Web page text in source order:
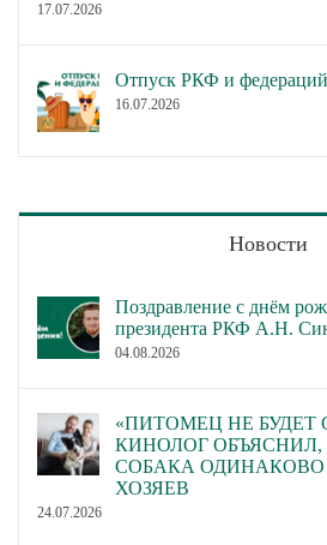
17.07.2026
Отпуск РКФ и федераций
16.07.2026
Новости
Поздравление с днём
президента РКФ А.Н.
04.08.2026
«ПИТОМЕЦ НЕ БУДЕТ
КИНОЛОГ
СОБАКА
ХОЗЯЕВ
24.07.2026